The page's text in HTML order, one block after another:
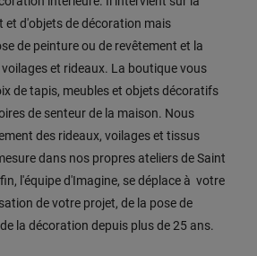
et d'objets de décoration mais
de peinture ou de revêtement et la
et rideaux. La boutique vous
de tapis, meubles et objets décoratifs
de senteur de la maison. Nous
des rideaux, voilages et tissus
dans nos propres ateliers de Saint
l'équipe d'Imagine, se déplace à votre
de votre projet, de la pose de
la décoration depuis plus de 25 ans.